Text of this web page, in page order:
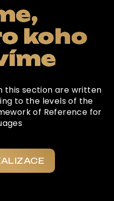
koho
this section are written
to the levels of the
of Reference for